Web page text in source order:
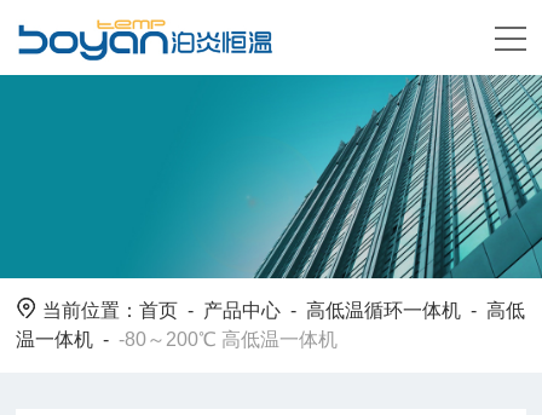
当前位置：首页 - 产品中心 -高低温循环一体机 -高低
温一体机 --80～200℃ 高低温一体机